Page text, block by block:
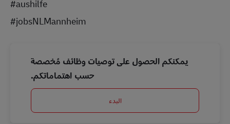
#aushilfe
#jobsNLMannheim
يمكنكم الحصول على توصيات وظائف مُخصصة
حسب اهتماماتكم.
البدء